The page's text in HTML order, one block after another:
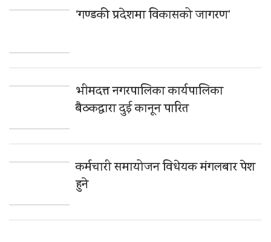
‘गण्डकी प्रदेशमा विकासको जागरण’
भीमदत्त नगरपालिका कार्यपालिका
बैठकद्वारा दुई कानून पारित
कर्मचारी समायोजन विधेयक मंगलबार पेश
हुने